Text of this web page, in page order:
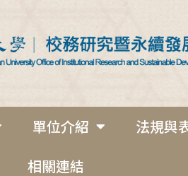
單位介紹
法規與
相關連結